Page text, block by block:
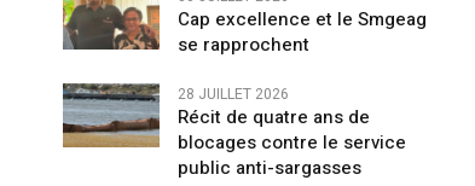
Cap excellence et le Smgeag
se rapprochent
28 JUILLET 2026
Récit de quatre ans de
blocages contre le service
public anti-sargasses